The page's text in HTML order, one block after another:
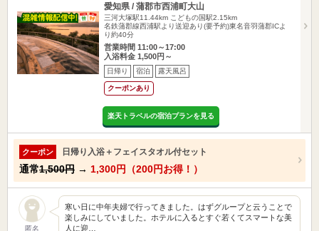
愛知県 / 蒲郡市西浦町大山
三河大塚駅11.44km こどもの国駅2.15km
名鉄蒲郡線西浦駅より送迎あり(要予約)東名音羽蒲郡ICよ
り約40分
営業時間 11:00～17:00
入浴料金 1,500円～
日帰り 宿泊 露天風呂
クーポンあり
楽天トラベルの宿泊プランを見る
クーポン 日帰り入浴＋フェイスタオル付セット
通常1,500円 → 1,300円（200円お得！）
匿名
寒い日に中年夫婦で行ってきました。はずグループと云うことで
楽しみにしていました。ホテルに入るとすぐ若くてスマートな美
人に迎…